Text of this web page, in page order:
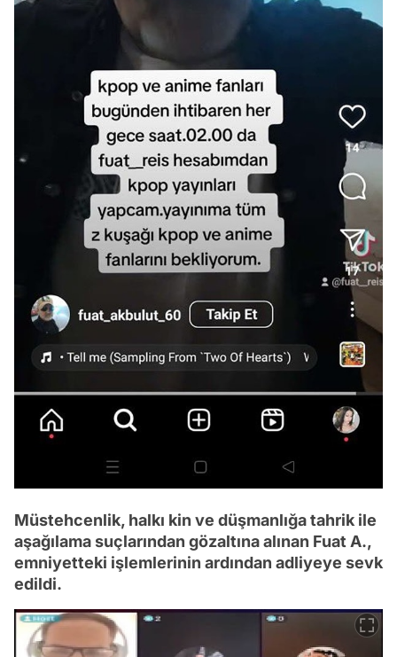
Müstehcenlik, halkı kin ve düşmanlığa tahrik ile
aşağılama suçlarından gözaltına alınan Fuat A.,
emniyetteki işlemlerinin ardından adliyeye sevk
edildi.